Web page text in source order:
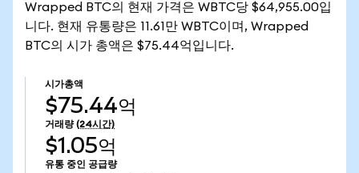
Wrapped BTC의 현재 가격은 WBTC당 $64,955.00입
니다. 현재 유통량은 11.61만 WBTC이며, Wrapped
BTC의 시가 총액은 $75.44억입니다.
시가총액
$75.44억
거래량 (24시간)
$1.05억
유통 중인 공급량